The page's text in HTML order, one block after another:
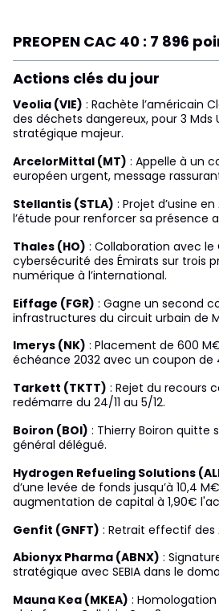
PREOPEN CAC 40 : 7 896
Actions clés du jour
Veolia (VIE) : Rachète l’américain
des déchets dangereux, pour 3 Mds
stratégique majeur.
ArcelorMittal (MT) : Appelle à un
européen urgent, message
Stellantis (STLA) : Projet d’usine
l’étude pour renforcer sa présence
Thales (HO) : Collaboration avec le
cybersécurité des Émirats sur trois
numérique à l’international.
Eiffage (FGR) : Gagne un second
infrastructures du circuit urbain de
Imerys (NK) : Placement de 600
échéance 2032 avec un coupon de
Tarkett (TKTT) : Rejet du recours
redémarre du 24/11 au 5/12.
Boiron (BOI) : Thierry Boiron quitte
général délégué.
Hydrogen Refueling Solutions
d’une levée de fonds jusqu’à 10,4
augmentation de capital à 1,90€
Genfit (GNFT) : Retrait effectif des
Abionyx Pharma (ABNX) :
stratégique avec SEBIA dans le
Mauna Kea (MKEA) :